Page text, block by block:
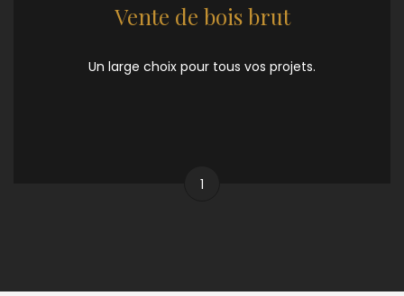
Vente de bois brut
Un large choix pour tous vos projets.
1